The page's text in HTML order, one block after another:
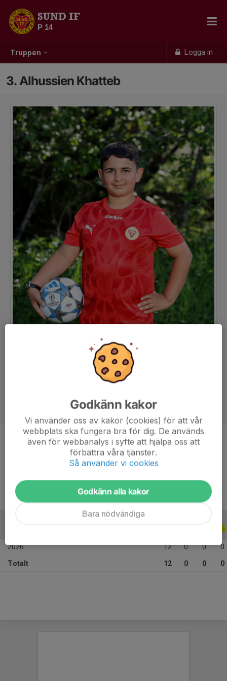
Truppen Logga in
SUND IF
P 14
3. Alhussien Khatteb
Position
-
12 år
2026 12 0 0 0
Totalt 12 0 0 0
Godkänn kakor
Vi använder oss av kakor (cookies) för att vår
webbplats ska fungera bra för dig. De används
även för webbanalys i syfte att hjälpa oss att
förbättra våra tjänster.
Så använder vi cookies
Godkänn alla kakor
Bara nödvändiga